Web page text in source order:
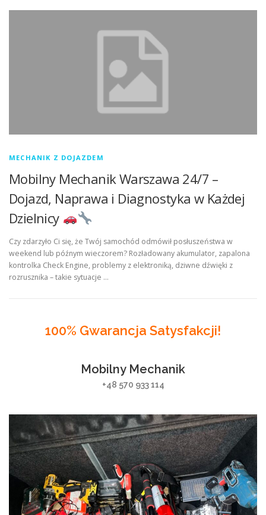
MECHANIK Z DOJAZDEM
Mobilny Mechanik Warszawa 24/7 –
Dojazd, Naprawa i Diagnostyka w Każdej
Dzielnicy
Czy zdarzyło Ci się, że Twój samochód odmówił posłuszeństwa w
weekend lub późnym wieczorem? Rozładowany akumulator, zapalona
kontrolka Check Engine, problemy z elektroniką, dziwne dźwięki z
rozrusznika – takie sytuacje …
100% Gwarancja Satysfakcji!
Mobilny Mechanik
+48 570 933 114